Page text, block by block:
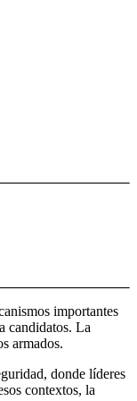
importantes
candidatos. La
armados.
donde líderes
contextos, la